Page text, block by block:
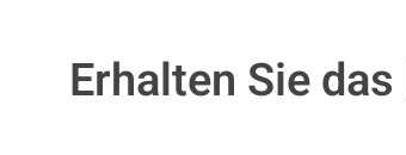
Erhalten Sie das